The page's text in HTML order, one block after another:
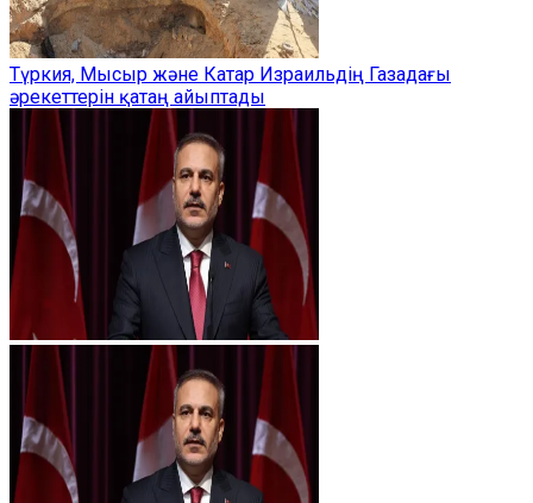
Түркия, Мысыр және Катар Израильдің Газадағы
әрекеттерін қатаң айыптады